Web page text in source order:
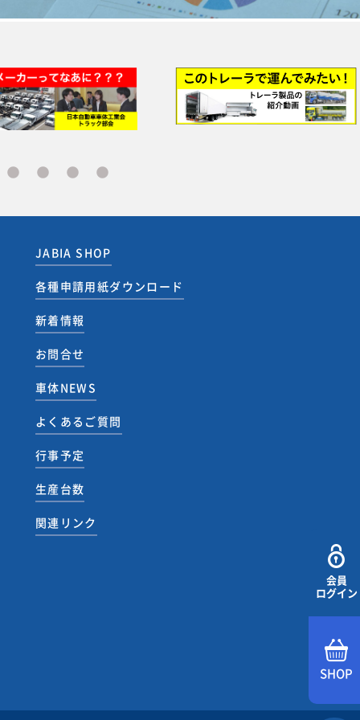
会員
ログイン
SHOP
JABIA SHOP
各種申請用紙ダウンロード
新着情報
お問合せ
車体NEWS
よくあるご質問
行事予定
生産台数
関連リンク